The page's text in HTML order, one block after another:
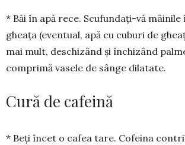
* Băi în apă rece. Scufundați-vă mâinile
gheața (eventual, apă cu cuburi de
mai mult, deschizând și închizând
comprimă vasele de sânge dilatate.
Cură de cafeină
* Beți încet o cafea tare. Co­feina